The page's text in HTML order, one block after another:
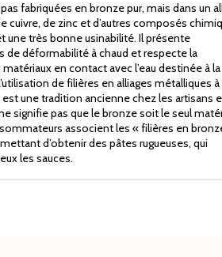
fabriquées en bronze pur, mais dans un
de zinc et d’autres composés
une très bonne usinabilité. Il présente
de déformabilité à chaud et respecte la
en contact avec l’eau destinée à la
de filières en alliages métalliques à
une tradition ancienne chez les artisans
signifie pas que le bronze soit le seul
associent les « filières en
d’obtenir des pâtes rugueuses, qui
les sauces.